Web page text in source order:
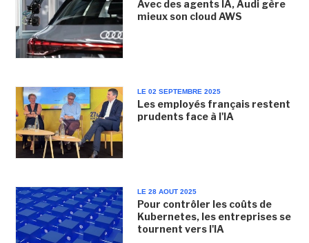
Avec des agents IA, Audi gère
mieux son cloud AWS
LE 02 SEPTEMBRE 2025
Les employés français restent
prudents face à l'IA
LE 28 AOUT 2025
Pour contrôler les coûts de
Kubernetes, les entreprises se
tournent vers l'IA